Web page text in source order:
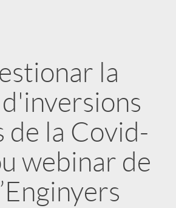
la
de la Covid-
webinar de